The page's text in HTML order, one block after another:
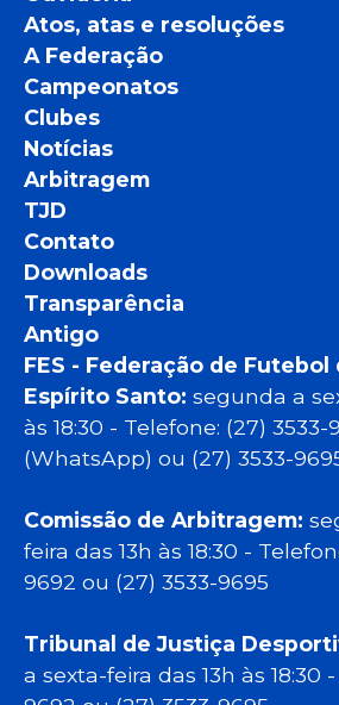
Atos, atas e resoluções
A Federação
Campeonatos
Clubes
Notícias
Arbitragem
TJD
Contato
Downloads
Transparência
Antigo
FES - Federação de
Espírito Santo: segunda a
às 18:30 - Telefone: (27) 3533-
(WhatsApp) ou (27) 3533-
Comissão de Arbitragem:
feira das 13h às 18:30 -
9692 ou (27) 3533-9695
Tribunal de Justiça
a sexta-feira das 13h às 18:30